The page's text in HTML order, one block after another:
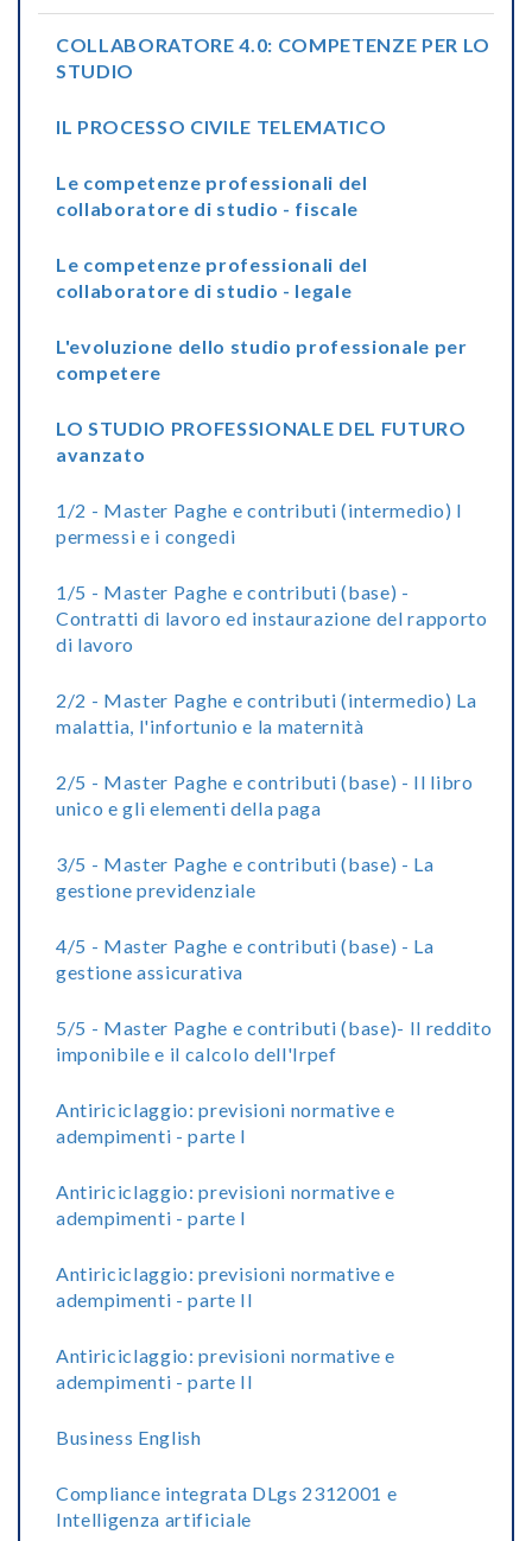
COLLABORATORE 4.0: COMPETENZE PER LO
STUDIO
IL PROCESSO CIVILE TELEMATICO
Le competenze professionali del
collaboratore di studio - fiscale
Le competenze professionali del
collaboratore di studio - legale
L'evoluzione dello studio professionale per
competere
LO STUDIO PROFESSIONALE DEL FUTURO
avanzato
1/2 - Master Paghe e contributi (intermedio) I
permessi e i congedi
1/5 - Master Paghe e contributi (base) -
Contratti di lavoro ed instaurazione del rapporto
di lavoro
2/2 - Master Paghe e contributi (intermedio) La
malattia, l'infortunio e la maternità
2/5 - Master Paghe e contributi (base) - Il libro
unico e gli elementi della paga
3/5 - Master Paghe e contributi (base) - La
gestione previdenziale
4/5 - Master Paghe e contributi (base) - La
gestione assicurativa
5/5 - Master Paghe e contributi (base)- Il reddito
imponibile e il calcolo dell'Irpef
Antiriciclaggio: previsioni normative e
adempimenti - parte I
Antiriciclaggio: previsioni normative e
adempimenti - parte I
Antiriciclaggio: previsioni normative e
adempimenti - parte II
Antiriciclaggio: previsioni normative e
adempimenti - parte II
Business English
Compliance integrata DLgs 2312001 e
Intelligenza artificiale